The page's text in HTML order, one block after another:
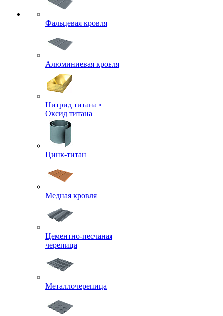
Фальцевая кровля
Алюминиевая кровля
Нитрид титана •
Оксид титана
Цинк-титан
Медная кровля
Цементно-песчаная
черепица
Металлочерепица